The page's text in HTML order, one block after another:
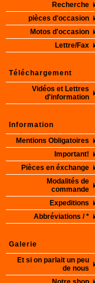
Recherche
pièces d'occasion
Motos d'occasion
Lettre/Fax
Téléchargement
Vidéos et Lettres
d'information
Information
Mentions Obligatoires
Important!
Pièces en éxchange
Modalités de
commande
Expeditions
Abbréviations / *
Galerie
Et si on parlait un peu
de nous